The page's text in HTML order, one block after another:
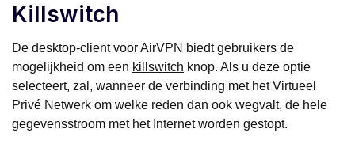
Killswitch
De desktop-client voor AirVPN biedt gebruikers de
mogelijkheid om een killswitch knop. Als u deze optie
selecteert, zal, wanneer de verbinding met het Virtueel
Privé Netwerk om welke reden dan ook wegvalt, de hele
gegevensstroom met het Internet worden gestopt.